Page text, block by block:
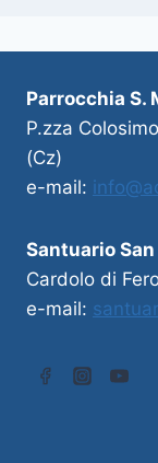
Parrocchia S.
P.zza
(Cz)
e-mail:
Santuario
Cardolo di
e-mail: